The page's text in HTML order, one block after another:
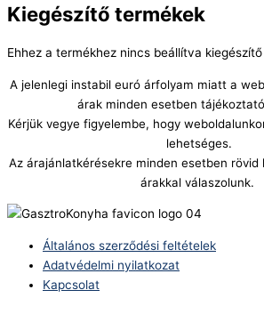
Kiegészítő termékek
Ehhez a termékhez nincs beállítva
A jelenlegi instabil euró árfolyam miatt a
árak minden esetben
Kérjük vegye figyelembe, hogy
lehetséges.
Az árajánlatkérésekre minden esetben
árakkal válaszolunk.
Általános szerződési feltételek
Adatvédelmi nyilatkozat
Kapcsolat